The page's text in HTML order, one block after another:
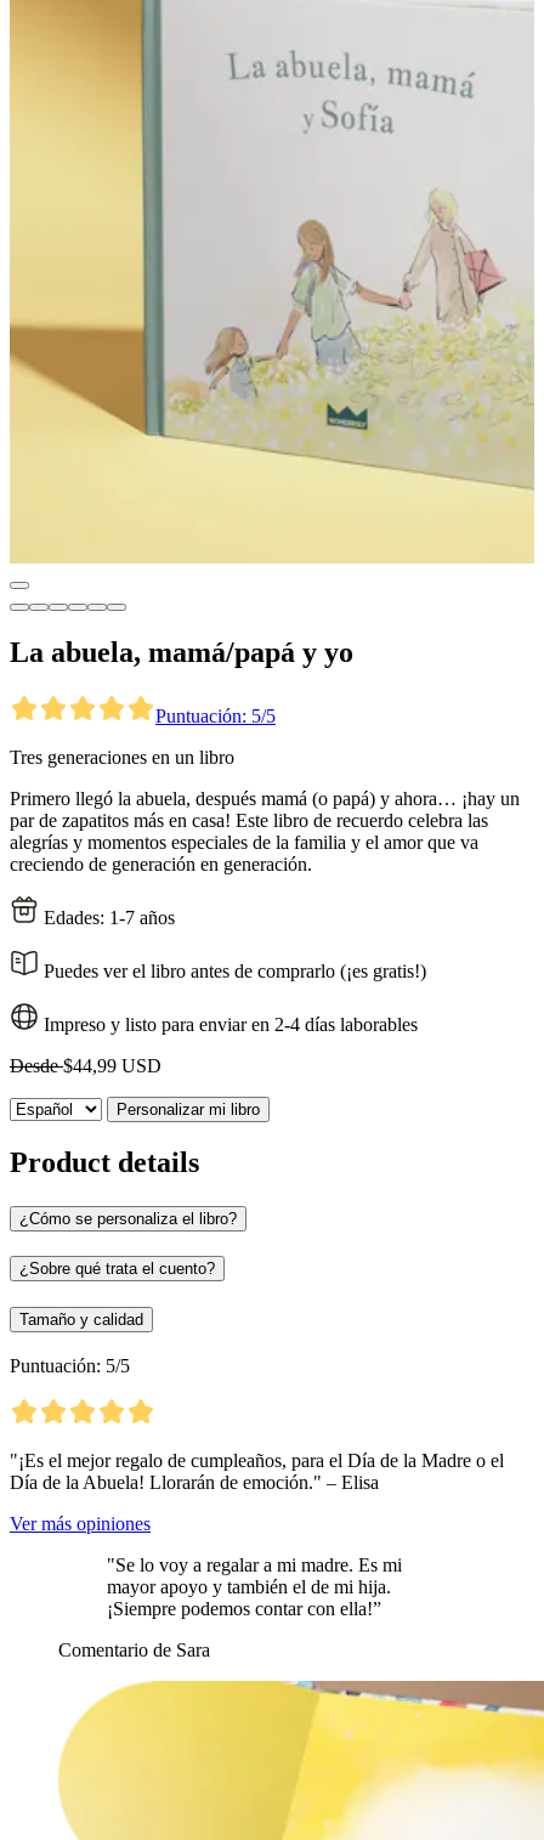
La abuela, mamá/papá y yo
Puntuación: 5/5
Tres generaciones en un libro
Primero llegó la abuela, después mamá (o papá) y ahora… ¡hay un
par de zapatitos más en casa! Este libro de recuerdo celebra las
alegrías y momentos especiales de la familia y el amor que va
creciendo de generación en generación.
Edades: 1-7 años
Puedes ver el libro antes de comprarlo (¡es gratis!)
Impreso y listo para enviar en 2-4 días laborables
Desde$44,99 USD
Personalizar mi libro
Product details
¿Cómo se personaliza el libro?
¿Sobre qué trata el cuento?
Tamaño y calidad
Puntuación: 5/5
"¡Es el mejor regalo de cumpleaños, para el Día de la Madre o el
Día de la Abuela! Llorarán de emoción." – Elisa
Ver más opiniones
"Se lo voy a regalar a mi madre. Es mi
mayor apoyo y también el de mi hija.
¡Siempre podemos contar con ella!”
Comentario de Sara